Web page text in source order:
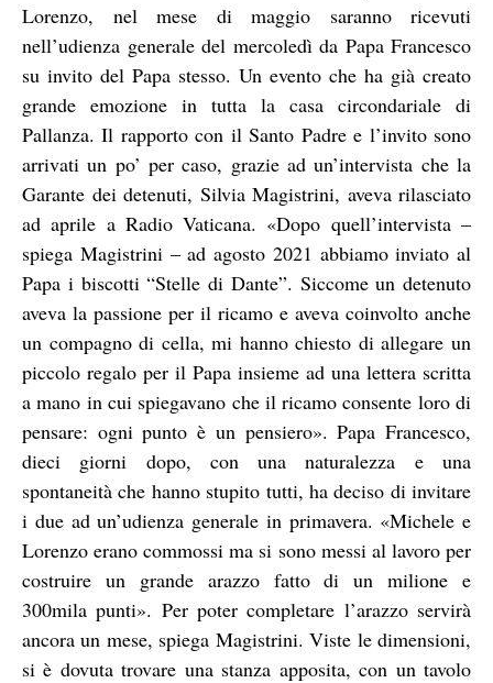
Lorenzo, nel mese di maggio saranno ricevuti
nell’udienza generale del mercoledì da Papa Francesco
su invito del Papa stesso. Un evento che ha già creato
grande emozione in tutta la casa circondariale di
Pallanza. Il rapporto con il Santo Padre e l’invito sono
arrivati un po’ per caso, grazie ad un’intervista che la
Garante dei detenuti, Silvia Magistrini, aveva rilasciato
ad aprile a Radio Vaticana. «Dopo quell’intervista –
spiega Magistrini – ad agosto 2021 abbiamo inviato al
Papa i biscotti “Stelle di Dante”. Siccome un detenuto
aveva la passione per il ricamo e aveva coinvolto anche
un compagno di cella, mi hanno chiesto di allegare un
piccolo regalo per il Papa insieme ad una lettera scritta
a mano in cui spiegavano che il ricamo consente loro di
pensare: ogni punto è un pensiero». Papa Francesco,
dieci giorni dopo, con una naturalezza e una
spontaneità che hanno stupito tutti, ha deciso di invitare
i due ad un’udienza generale in primavera. «Michele e
Lorenzo erano commossi ma si sono messi al lavoro per
costruire un grande arazzo fatto di un milione e
300mila punti». Per poter completare l’arazzo servirà
ancora un mese, spiega Magistrini. Viste le dimensioni,
si è dovuta trovare una stanza apposita, con un tavolo